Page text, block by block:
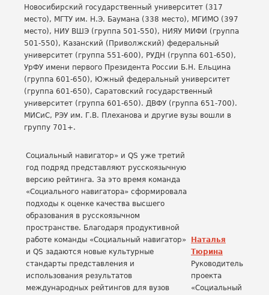
Новосибирский государственный университет (317
место), МГТУ им. Н.Э. Баумана (338 место), МГИМО (397
место), НИУ ВШЭ (группа 501-550), НИЯУ МИФИ (группа
501-550), Казанский (Приволжский) федеральный
университет (группа 551-600), РУДН (группа 601-650),
УрФУ имени первого Президента России Б.Н. Ельцина
(группа 601-650), Южный федеральный университет
(группа 601-650), Саратовский государственный
университет (группа 601-650). ДВФУ (группа 651-700).
МИСиС, РЭУ им. Г.В. Плеханова и другие вузы вошли в
группу 701+.
Социальный навигатор» и QS уже третий
год подряд представляют русскоязычную
версию рейтинга. За это время команда
«Социального навигатора» сформировала
подходы к оценке качества высшего
образования в русскоязычном
пространстве. Благодаря продуктивной
работе команды «Социальный навигатор»
и QS задаются новые культурные
стандарты представления и
использования результатов
международных рейтингов для вузов
Наталья
Тюрина
Руководитель
проекта
«Социальный